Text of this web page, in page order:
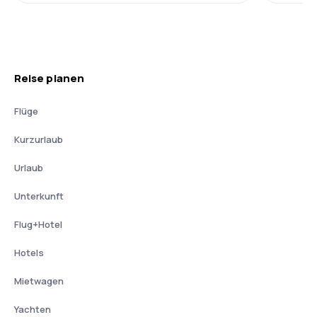
Reise planen
Flüge
Kurzurlaub
Urlaub
Unterkunft
Flug+Hotel
Hotels
Mietwagen
Yachten